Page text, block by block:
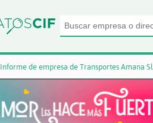
Informe de empresa de Transportes Amana Sl